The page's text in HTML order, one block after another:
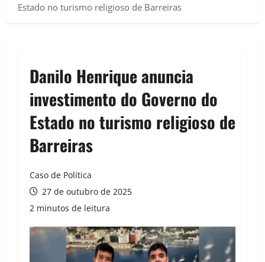
Estado no turismo religioso de Barreiras
Danilo Henrique anuncia
investimento do Governo do
Estado no turismo religioso de
Barreiras
Caso de Política
27 de outubro de 2025
2 minutos de leitura